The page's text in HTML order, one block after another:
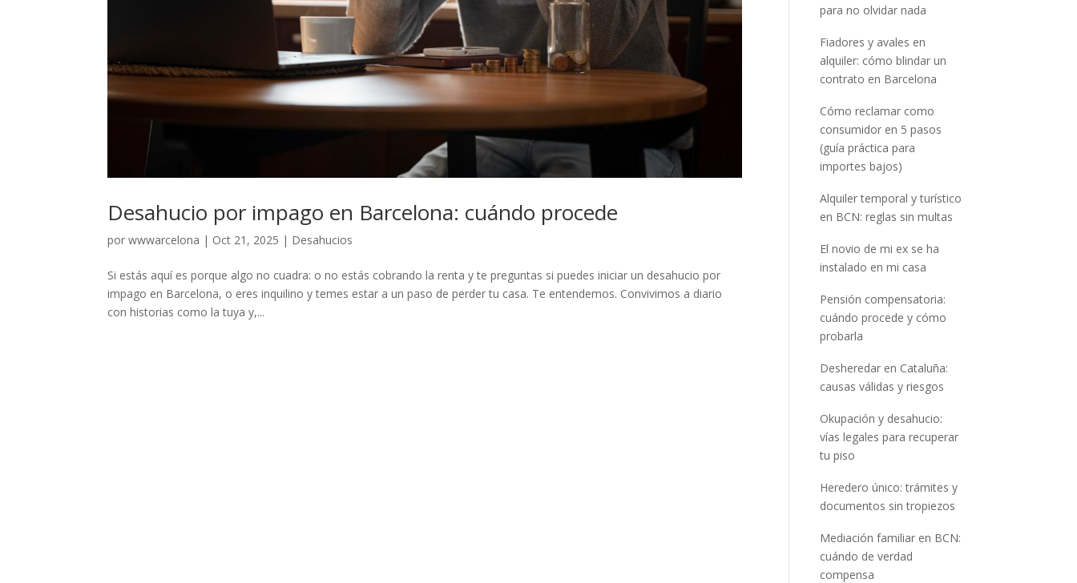
Desahucio por impago en Barcelona: cuándo procede
porwwwarcelona | Oct 21, 2025 | Desahucios
Si estás aquí es porque algo no cuadra: o no estás cobrando la renta y te preguntas si puedes iniciar un desahucio por
impago en Barcelona, o eres inquilino y temes estar a un paso de perder tu casa. Te entendemos. Convivimos a diario
con historias como la tuya y,...
para no olvidar nada
Fiadores y avales en
alquiler: cómo blindar un
contrato en Barcelona
Cómo reclamar como
consumidor en 5 pasos
(guía práctica para
importes bajos)
Alquiler temporal y turístico
en BCN: reglas sin multas
El novio de mi ex se ha
instalado en mi casa
Pensión compensatoria:
cuándo procede y cómo
probarla
Desheredar en Cataluña:
causas válidas y riesgos
Okupación y desahucio:
vías legales para recuperar
tu piso
Heredero único: trámites y
documentos sin tropiezos
Mediación familiar en BCN:
cuándo de verdad
compensa